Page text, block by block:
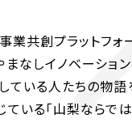
業共創プラットフォ
なしイノベーショ
いる人たちの物語
いる「山梨ならで